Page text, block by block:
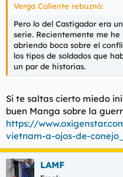
Verga Caliente rebuznó:
Pero lo del Castigador era
serie. Recientemente me
abriendo boca sobre el
los tipos de soldados que
un par de historias.
Si te saltas cierto miedo
buen Manga sobre la
https://
vietnam-a-ojos-de-
LAMF